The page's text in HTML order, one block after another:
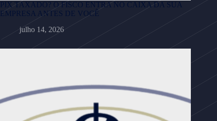
PIX TAXADO? O FISCO ENTRA NO CAIXA DA SUA
EMPRESA ANTES DE VOCÊ
julho 14, 2026